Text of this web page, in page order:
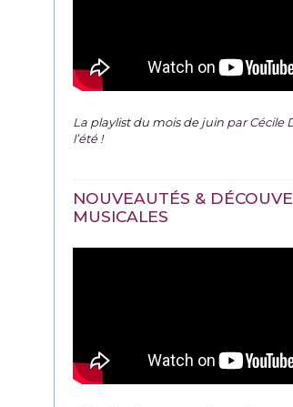
La playlist du mois de juin par Cécile
l’été !
NOUVEAUTÉS &
MUSICALES